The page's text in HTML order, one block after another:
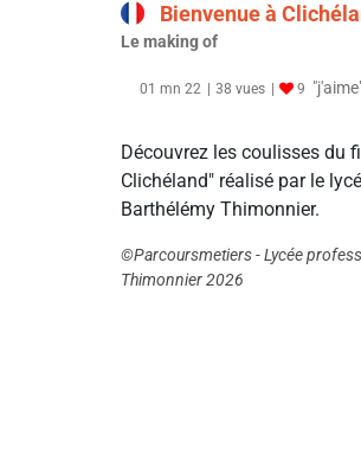
Bienvenue à
Le making of
01 mn 22 38 vues 9
Découvrez les coulisses du
Clichéland" réalisé par le
Barthélémy Thimonnier.
©Parcoursmetiers - Lycée
Thimonnier 2026